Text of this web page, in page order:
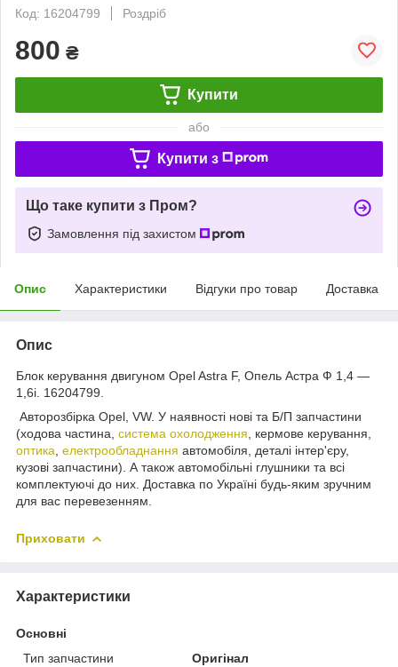
Код: 16204799
Роздріб
800 ₴
Купити
або
Купити з
Що таке купити з Пром?
Замовлення під захистом
Опис Характеристики Відгуки про товар Доставка
Опис
Блок керування двигуном Opel Astra F, Опель Астра Ф 1,4 —
1,6і. 16204799.
Авторозбірка Opel, VW. У наявності нові та Б/П запчастини
(ходова частина, система охолодження , кермове керування,
оптика електрообладнання автомобіля, деталі інтер'єру,
кузові запчастини). А також автомобільні глушники та всі
комплектуючі до них. Доставка по Україні будь-яким зручним
для вас перевезенням.
Приховати
Характеристики
Основні
Тип запчастини
Оригінал